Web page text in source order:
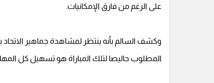
على الرغم من فارق الإمكانيات.
وكشف السالم بأنه ينتظر لمشاهدة جماهير
المطلوب حاليصا لتلك المباراة هو تسهيل كل